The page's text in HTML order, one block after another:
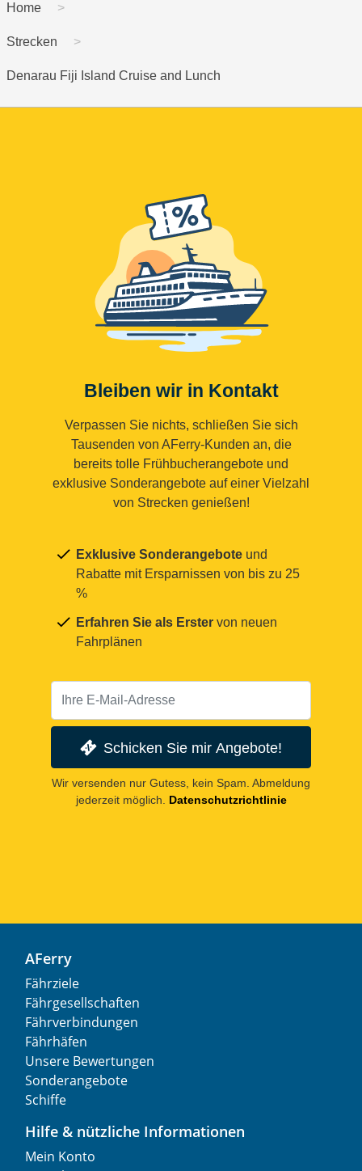
Home
Strecken
Denarau Fiji Island Cruise and Lunch
Bleiben wir in Kontakt
Verpassen Sie nichts, schließen Sie sich
Tausenden von AFerry-Kunden an, die
bereits tolle Frühbucherangebote und
exklusive Sonderangebote auf einer Vielzahl
von Strecken genießen!
Exklusive Sonderangebote und
Rabatte mit Ersparnissen von bis zu 25
%
Erfahren Sie als Erster von neuen
Fahrplänen
Schicken Sie mir Angebote!
Wir versenden nur Gutess, kein Spam. Abmeldung
jederzeit möglich.
Datenschutzrichtlinie
AFerry
Fährziele
Fährgesellschaften
Fährverbindungen
Fährhäfen
Unsere Bewertungen
Sonderangebote
Schiffe
Hilfe & nützliche Informationen
Mein Konto